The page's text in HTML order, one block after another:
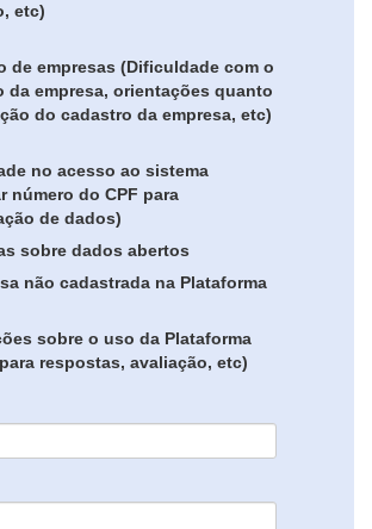
etc)
de empresas (Dificuldade com o
da empresa, orientações quanto
do cadastro da empresa, etc)
no acesso ao sistema
número do CPF para
de dados)
sobre dados abertos
não cadastrada na Plataforma
sobre o uso da Plataforma
respostas, avaliação, etc)